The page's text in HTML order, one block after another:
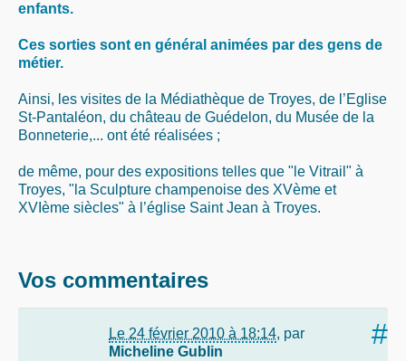
enfants.
Ces sorties sont en général animées par des gens de
métier.
Ainsi, les visites de la Médiathèque de Troyes, de l’Eglise
St-Pantaléon, du château de Guédelon, du Musée de la
Bonneterie,... ont été réalisées ;
de même, pour des expositions telles que "le Vitrail" à
Troyes, "la Sculpture champenoise des XVème et
XVIème siècles" à l’église Saint Jean à Troyes.
Vos commentaires
#
Le 24 février 2010 à 18:14, par
Micheline Gublin